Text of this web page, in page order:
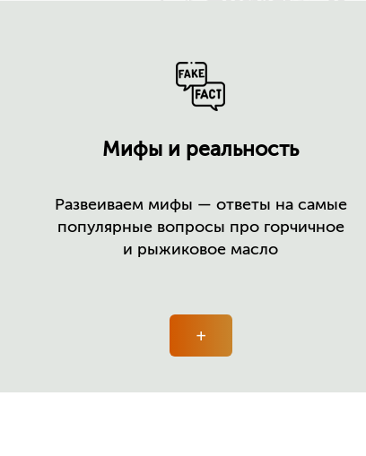
Мифы и реальность
Развеиваем мифы — ответы на самые
популярные вопросы про горчичное
и рыжиковое масло
+